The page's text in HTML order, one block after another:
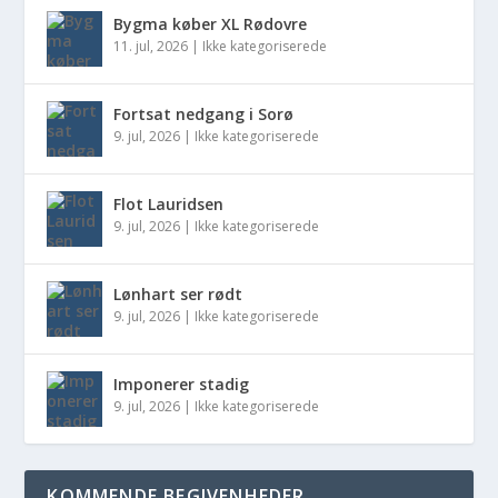
Bygma køber XL Rødovre
11. jul, 2026 | Ikke kategoriserede
Fortsat nedgang i Sorø
9. jul, 2026 | Ikke kategoriserede
Flot Lauridsen
9. jul, 2026 | Ikke kategoriserede
Lønhart ser rødt
9. jul, 2026 | Ikke kategoriserede
Imponerer stadig
9. jul, 2026 | Ikke kategoriserede